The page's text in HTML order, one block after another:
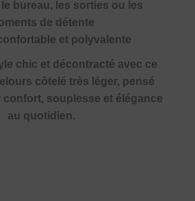
le bureau, les sorties ou les
de détente
et polyvalente
chic et décontracté avec ce
côtelé très léger, pensé
souplesse et élégance
au quotidien.